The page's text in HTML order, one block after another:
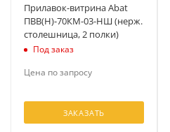
Прилавок-витрина Abat
ПВВ(Н)-70КМ-03-НШ (нерж.
столешница, 2 полки)
Под заказ
Цена по запросу
ЗАКАЗАТЬ